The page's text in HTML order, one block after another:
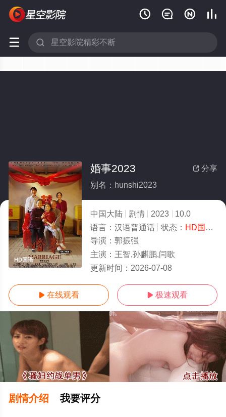
   
 
HD国语
 分享
婚事2023
别名：hunshi2023
中国大陆 剧情 2023
10.0
语言： 汉语普通话 状态： HD国语/高清
导演： 郭振强
主演： 王智,孙麒鹏,闫歌
更新时间： 2026-07-08
 在线观看  极速观看
剧情介绍 我要评分